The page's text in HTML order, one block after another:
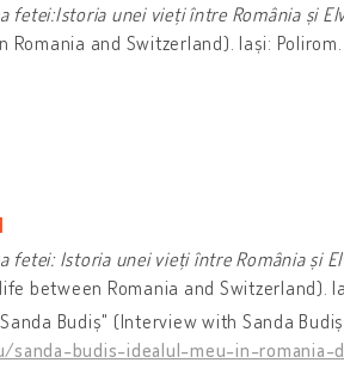
fetei:Istoria unei vieți între România și
and Switzerland). Iași: Polirom.
fetei: Istoria unei vieți între România și
between Romania and Switzerland).
Budiș" (Interview with Sanda
budis-idealul-meu-in-